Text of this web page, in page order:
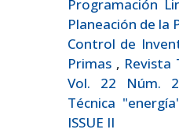
Programación
Planeación de la
Control de
Primas , Revista
Vol. 22 Núm.
Técnica
ISSUE II